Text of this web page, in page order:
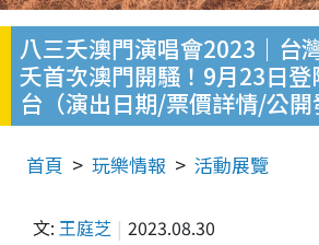
八三夭澳門演唱會2023｜台
夭首次澳門開騷！9月23日
台（演出日期/票價詳情/公開
首頁 玩樂情報 活動展覽
文: 王庭芝 2023.08.30